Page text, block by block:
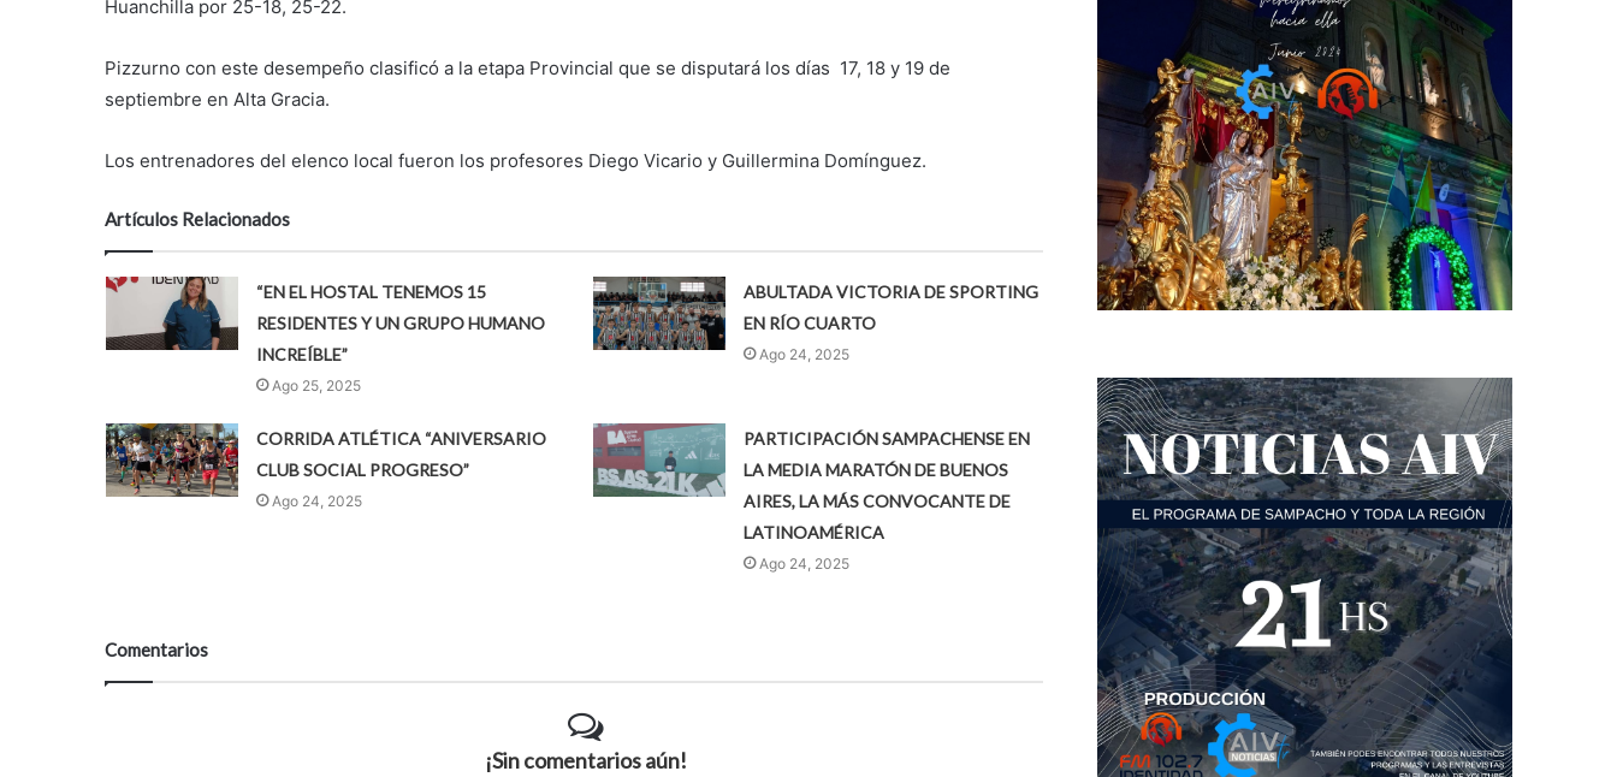
Huanchilla por 25-18, 25-22.
Pizzurno con este desempeño clasificó a la etapa Provincial que se disputará los días 17, 18 y 19 de
septiembre en Alta Gracia.
Los entrenadores del elenco local fueron los profesores Diego Vicario y Guillermina Domínguez.
Artículos Relacionados
“EN EL HOSTAL TENEMOS 15
RESIDENTES Y UN GRUPO HUMANO
INCREÍBLE”
Ago 25, 2025
ABULTADA VICTORIA DE SPORTING
EN RÍO CUARTO
Ago 24, 2025
CORRIDA ATLÉTICA “ANIVERSARIO
CLUB SOCIAL PROGRESO”
Ago 24, 2025
PARTICIPACIÓN SAMPACHENSE EN
LA MEDIA MARATÓN DE BUENOS
AIRES, LA MÁS CONVOCANTE DE
LATINOAMÉRICA
Ago 24, 2025
Comentarios
¡Sin comentarios aún!